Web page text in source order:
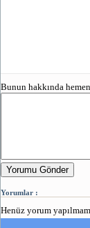
Bunun hakkında
Yorumu Gönder
Yorumlar :
Henüz yorum